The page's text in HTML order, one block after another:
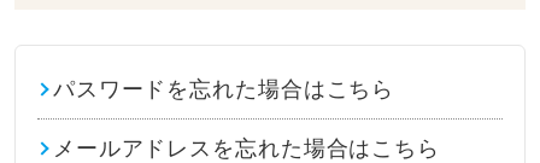
パスワードを忘れた場合はこちら
メールアドレスを忘れた場合はこちら